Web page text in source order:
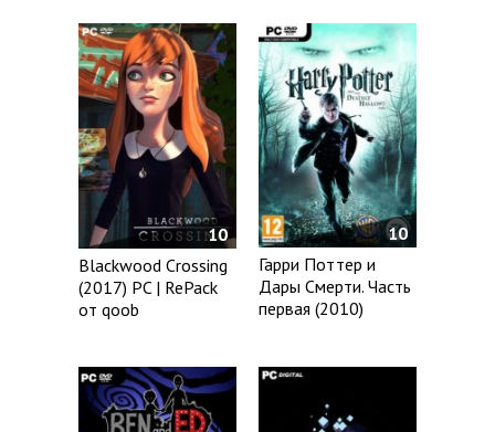
10
Blackwood Crossing
(2017) PC | RePack
от qoob
10
Гарри Поттер и
Дары Смерти. Часть
первая (2010)